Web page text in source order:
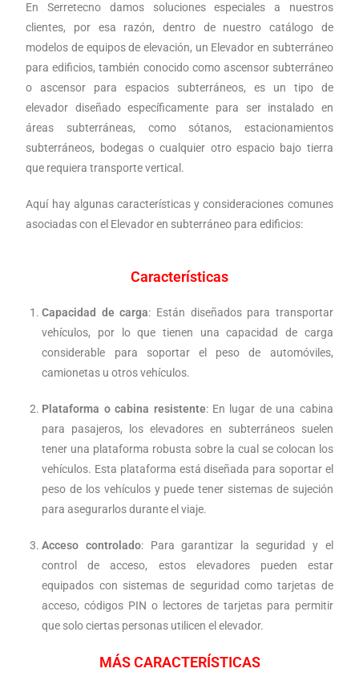
En Serretecno damos soluciones especiales a nuestros
clientes, por esa razón, dentro de nuestro catálogo de
modelos de equipos de elevación, un Elevador en subterráneo
para edificios, también conocido como ascensor subterráneo
o ascensor para espacios subterráneos, es un tipo de
elevador diseñado específicamente para ser instalado en
áreas subterráneas, como sótanos, estacionamientos
subterráneos, bodegas o cualquier otro espacio bajo tierra
que requiera transporte vertical.
Aquí hay algunas características y consideraciones comunes
asociadas con el Elevador en subterráneo para edificios:
Características
Capacidad de carga: Están diseñados para transportar
vehículos, por lo que tienen una capacidad de carga
considerable para soportar el peso de automóviles,
camionetas u otros vehículos.
Plataforma o cabina resistente: En lugar de una cabina
para pasajeros, los elevadores en subterráneos suelen
tener una plataforma robusta sobre la cual se colocan los
vehículos. Esta plataforma está diseñada para soportar el
peso de los vehículos y puede tener sistemas de sujeción
para asegurarlos durante el viaje.
Acceso controlado: Para garantizar la seguridad y el
control de acceso, estos elevadores pueden estar
equipados con sistemas de seguridad como tarjetas de
acceso, códigos PIN o lectores de tarjetas para permitir
que solo ciertas personas utilicen el elevador.
MÁS CARACTERÍSTICAS